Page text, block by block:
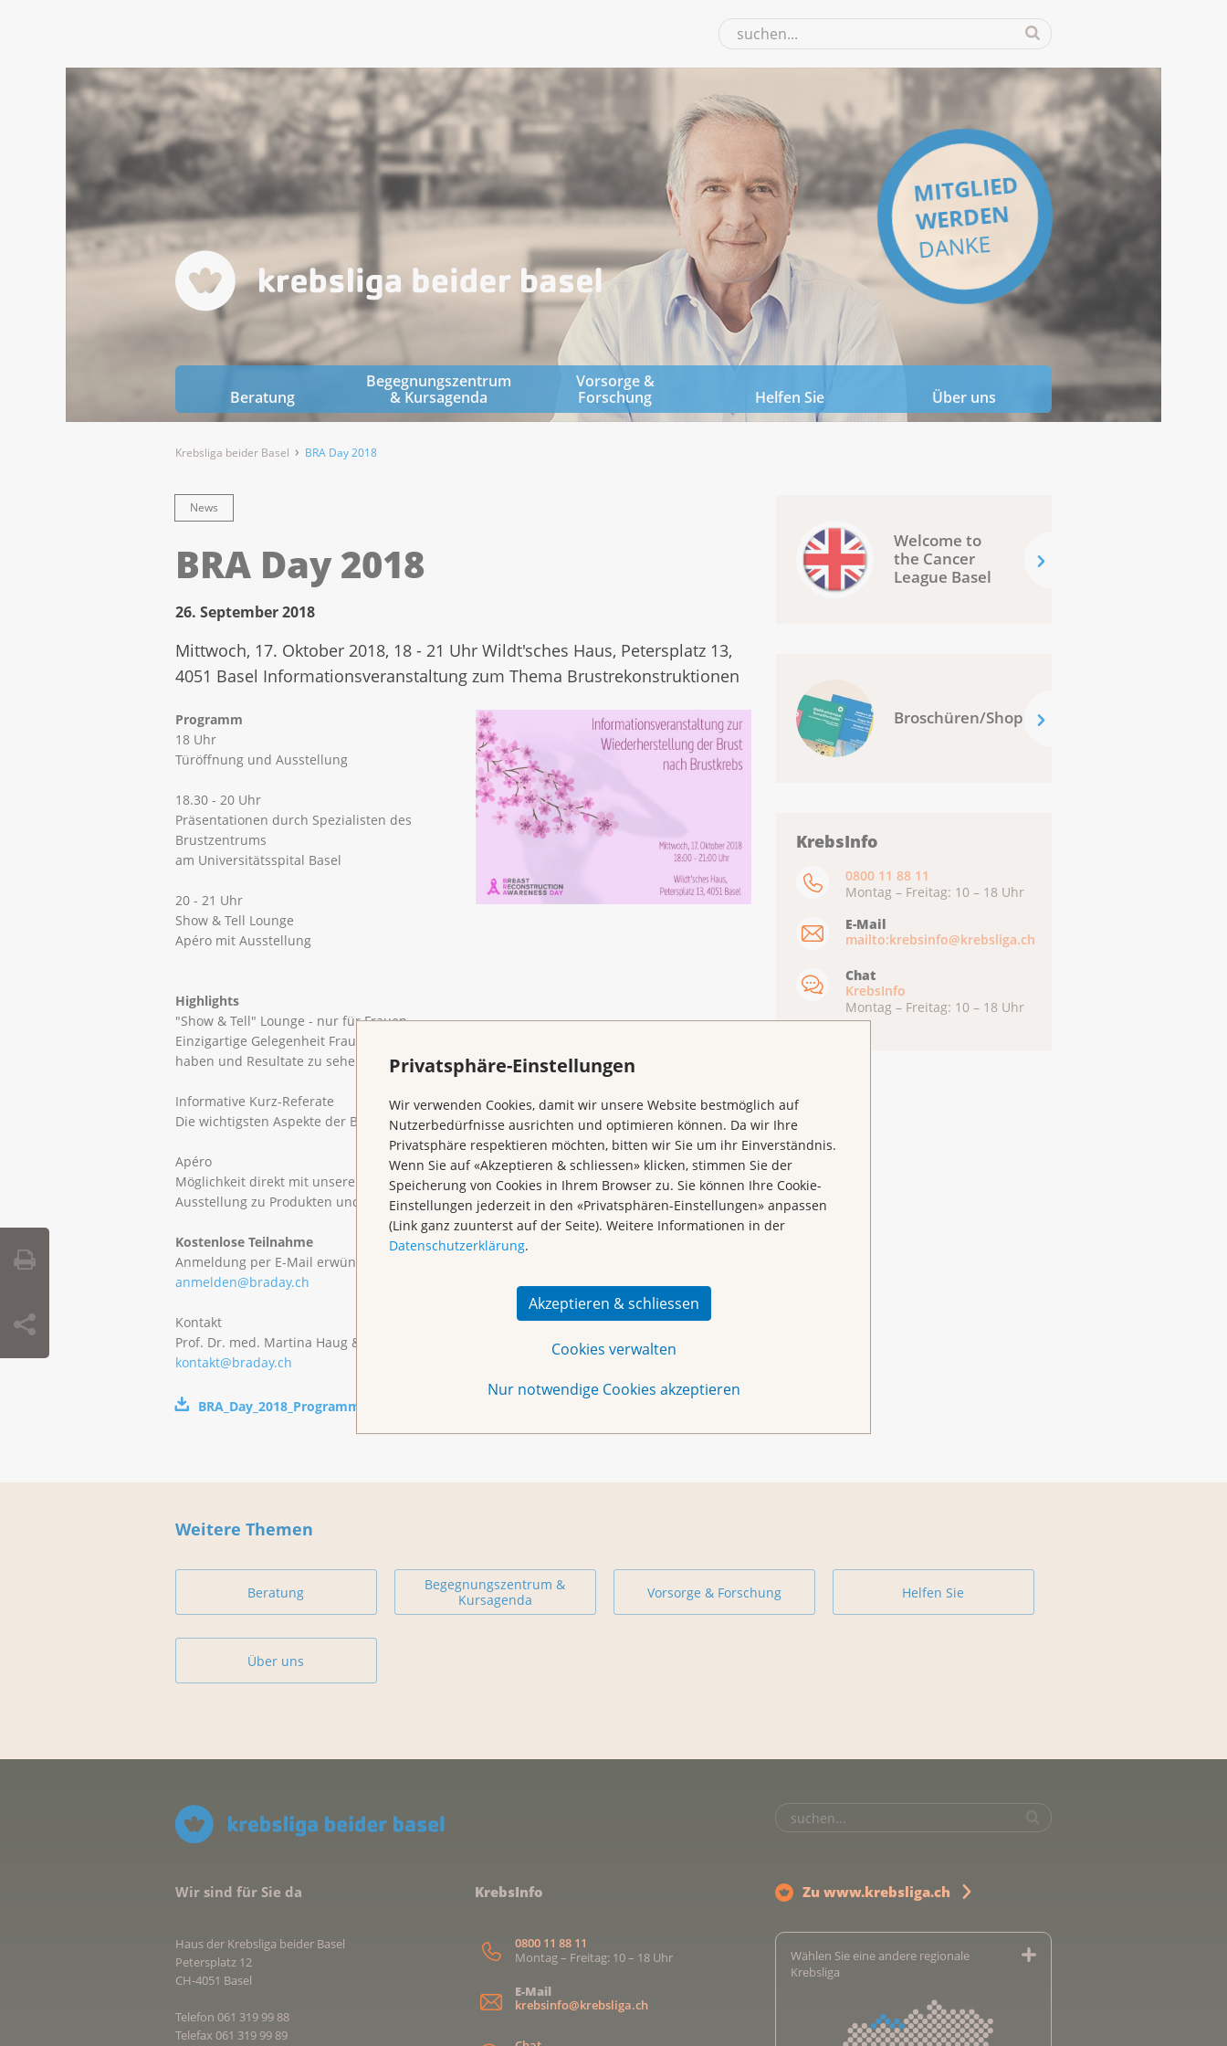
Privatsphäre-Einstellungen
Wir verwenden Cookies, damit wir unsere Website bestmöglich auf
Nutzerbedürfnisse ausrichten und optimieren können. Da wir Ihre
Privatsphäre respektieren möchten, bitten wir Sie um ihr Einverständnis.
Wenn Sie auf «Akzeptieren & schliessen» klicken, stimmen Sie der
Speicherung von Cookies in Ihrem Browser zu. Sie können Ihre Cookie-
Einstellungen jederzeit in den «Privatsphären-Einstellungen» anpassen
(Link ganz zuunterst auf der Seite). Weitere Informationen in der
Datenschutzerklärung.
Akzeptieren & schliessen
Cookies verwalten
Nur notwendige Cookies akzeptieren
MITGLIED
WERDEN
DANKE
Beratung
Begegnungszentrum
& Kursagenda
Vorsorge &
Forschung
Helfen Sie Über uns
Krebsliga beider Basel BRA Day 2018
News
BRA Day 2018
26. September 2018
Mittwoch, 17. Oktober 2018, 18 - 21 Uhr Wildt'sches Haus, Petersplatz 13,
4051 Basel Informationsveranstaltung zum Thema Brustrekonstruktionen
Programm
18 Uhr
Türöffnung und Ausstellung
18.30 - 20 Uhr
Präsentationen durch Spezialisten des
Brustzentrums
am Universitätsspital Basel
20 - 21 Uhr
Show & Tell Lounge
Apéro mit Ausstellung
Highlights
"Show & Tell" Lounge - nur für Frauen
Einzigartige Gelegenheit Frauen zu treffen, die bereits eine Brustrekonstruktion hinter sich
haben und Resultate zu sehen.
Informative Kurz-Referate
Die wichtigsten Aspekte der Brustrekonstruktion.
Apéro
Möglichkeit direkt mit unseren Spezialisten in Kontakt zu treten und Ihre Fragen zu stellen.
Ausstellung zu Produkten und Dienstleistungen rund um das Thema Brustrekonstruktion.
Kostenlose Teilnahme
Anmeldung per E-Mail erwünscht
anmelden@braday.ch
Kontakt
Prof. Dr. med. Martina Haug & Dr. med. Elisabeth A. Kappos
kontakt@braday.ch
BRA_Day_2018_Programm
Welcome to
the Cancer
League Basel
Broschüren/Shop
KrebsInfo
0800 11 88 11
Montag – Freitag: 10 – 18 Uhr
E-Mail
mailto:krebsinfo@krebsliga.ch
Chat
KrebsInfo
Montag – Freitag: 10 – 18 Uhr
Weitere Themen
Beratung
Begegnungszentrum &
Kursagenda
Vorsorge & Forschung Helfen Sie
Über uns
Wir sind für Sie da
Haus der Krebsliga beider Basel
Petersplatz 12
CH-4051 Basel
Telefon 061 319 99 88
Telefax 061 319 99 89
KrebsInfo
0800 11 88 11
Montag – Freitag: 10 – 18 Uhr
E-Mail
krebsinfo@krebsliga.ch
Zu www.krebsliga.ch
Wählen Sie eine andere regionale
Krebsliga